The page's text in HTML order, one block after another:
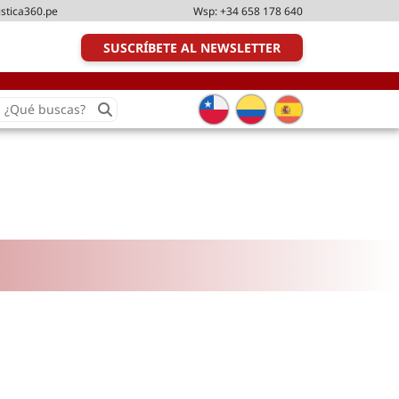
Wsp:+34 658 178 640
SUSCRÍBETE AL NEWSLETTER
Search
for: